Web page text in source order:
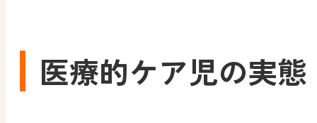
医療的ケア児の実態